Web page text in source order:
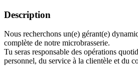
Description
Nous recherchons un(e) gérant(e)
complète de notre microbrasserie.
Tu seras responsable des opérations
personnel, du service à la clientèle et du